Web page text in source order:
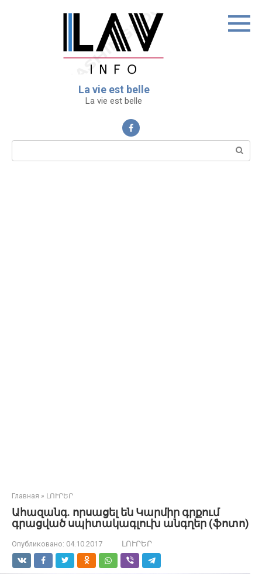
La vie est belle
La vie est belle
Поиск:
Главная » ԼՈՒՐԵՐ
Ահազանգ. որսացել են Կարմիր գրքում
գրացված սպիտակագլուխ անգղեր (ֆոտո)
Опубликовано: 04.10.2017 ԼՈՒՐԵՐ